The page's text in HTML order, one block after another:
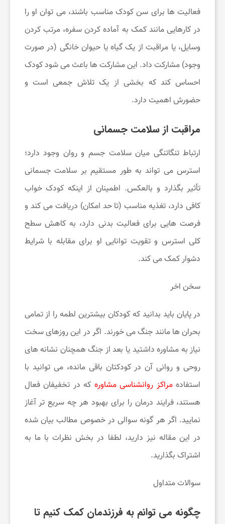
فعالیت ها برای سن کودک مناسب باشند، می توان او را
در کارهایی مانند کمک به آماده کردن سفره، مرتب کردن
وسایل، یا مراقبت از یک گیاه یا حیوان خانگی (در صورت
وجود) مشارکت داد. این مشارکت ها باعث می شود کودک
احساس کند که بخشی از یک تلاش جمعی است و
حضورش اهمیت دارد.
مراقبت از سلامت جسمانی
ارتباط تنگاتنگی میان سلامت جسم و روان وجود دارد؛
استرس می تواند به طور مستقیم بر سلامت جسمانی
تأثیر بگذارد و بالعکس. اطمینان از اینکه کودک خواب
کافی دارد، تغذیه مناسب (تا حد امکان) دریافت می کند و
فرصت هایی برای فعالیت بدنی دارد، به کاهش سطح
کلی استرس و تقویت توانایی او برای مقابله با شرایط
دشوار کمک می کند.
سخن اخر
در پایان باید بدانید که کودکان بیشترین لطمه را از تمامی
بحران ها مانند جنگ می خورند. اگر در این روزهای سخت
نیاز به مشاوره داشتید یا بعد از جنگ همچنان نشانه های
روحی و روانی آن در کودکتان باقی مانده، می توانید با
استفادهمراکز روانشناسی مشاوره که در تخفیفان فعال
هستند، فرایند درمان را برای بهبود هر چه سریع تر آغاز
نمایید. اگر هر گونه سوالی در خصوص مطالب بیان شده
در این مقاله نیز دارید، لطفا در بخش نظرات با ما به
اشتراک بگذارید.
سوالات متداول
چگونه می ‌توانم به فرزندمان کمک کنیم تا